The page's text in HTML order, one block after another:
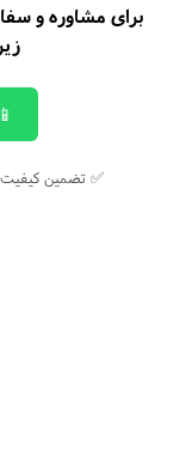
برای مشاوره و
✅ تضمین